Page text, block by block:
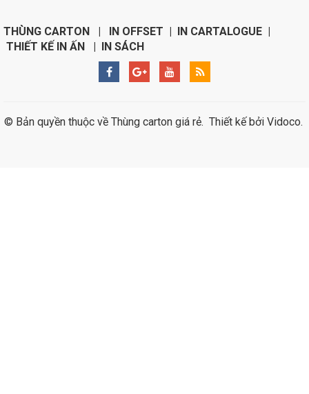
THÙNG CARTON | IN OFFSET | IN CARTALOGUE |
THIẾT KẾ IN ẤN | IN SÁCH
© Bản quyền thuộc về Thùng carton giá rẻ. Thiết kế bởi Vidoco.